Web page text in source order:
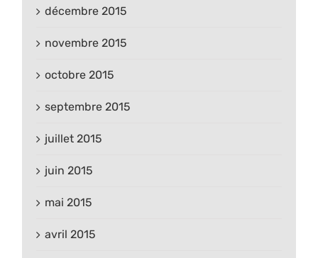
décembre 2015
novembre 2015
octobre 2015
septembre 2015
juillet 2015
juin 2015
mai 2015
avril 2015